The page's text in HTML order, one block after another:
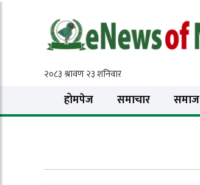
होमपेज समाचार समाज